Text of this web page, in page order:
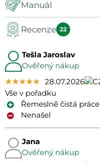
Manuál
Manual
Recenze 22
Tešla Jaroslav
Ověřený nákup
★★★★★
★★★★★
★★★★★ 28.07.2026
Vše v pořadku
Řemeslně čistá práce
Nenašel
Jana
Ověřený nákup